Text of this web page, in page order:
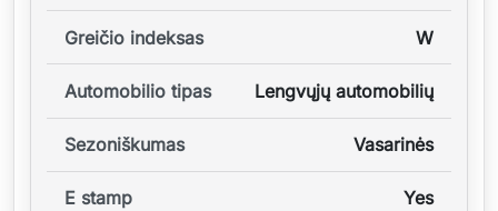
Greičio indeksas W
Automobilio tipas Lengvųjų automobilių
Sezoniškumas Vasarinės
E stamp Yes